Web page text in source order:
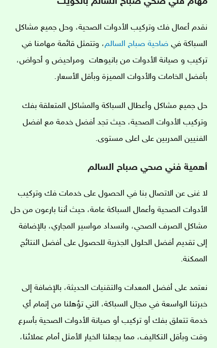
نقدم أعمال فك وتركيب الأدوات الصحية، وحل جميع مشاكل
السباكة في ضاحية صباح السالم، وتتمثل قائمة مهامنا في
تركيب و صيانة الأدوات من بانيوهات ومراحيض و أحواض،
بأفضل الخامات والأدوات المميزة وبأقل الأسعار.
حل جميع مشاكل وأعطال السباكة والمشاكل المتعلقة بفك
وتركيب الأدوات الصحية، حيث تجد أفضل خدمة مع افضل
الفنيين المدربين على اعلى مستوى.
أهمية فني صحي صباح السالم
لا غنى عن الاتصال بنا في الحصول على خدمات فك وتركيب
الأدوات الصحية وأعمال السباكة عامة، حيث أننا بارعون من حل
مشاكل الصرف الصحي، وانسداد مواسير المجاري، بالإضافة
إلى تقديم أفضل الحلول الجذرية للحصول على أفضل النتائج
الممكنة.
نعتمد على أفضل المعدات والتقنيات الحديثة، بالإضافة إلى
خبرتنا الواسعة في مجال السباكة، التي تؤهلنا من إتمام أي
خدمة تتعلق بفك أو تركيب أو صيانة الأدوات الصحية بأسرع
وقت وبأقل التكاليف، مما يجعلنا الخيار الأمثل أمام عملائنا،